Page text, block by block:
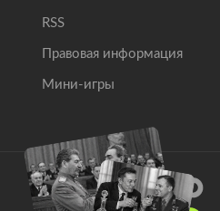
RSS
Правовая информация
Мини-игры